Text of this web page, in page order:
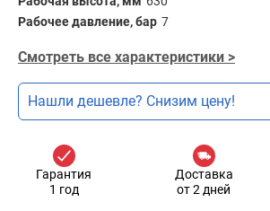
Рабочее давление, бар 7
Смотреть все характеристики >
Нашли дешевле? Снизим цену!
Гарантия
1 год
Доставка
от 2 дней